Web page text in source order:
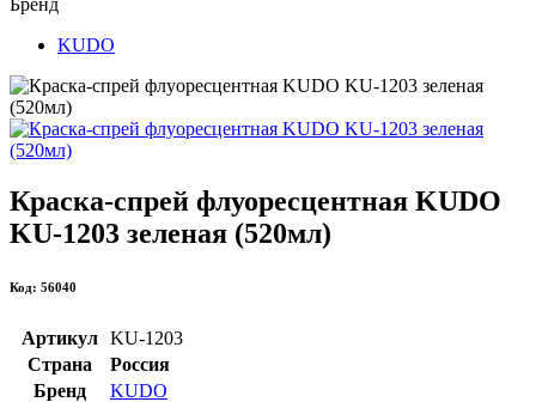
Бренд
KUDO
Краска-спрей флуоресцентная KUDO
KU-1203 зеленая (520мл)
Код: 56040
Артикул
KU-1203
Страна
Россия
Бренд
KUDO